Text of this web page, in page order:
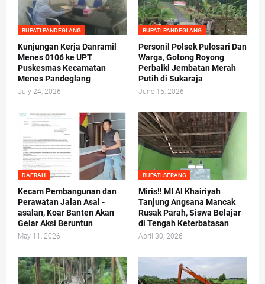
BUPATI PANDEGLANG
Kunjungan Kerja Danramil
Menes 0106 ke UPT
Puskesmas Kecamatan
Menes Pandeglang
July 24, 2026
BUPATI PANDEGLANG
Personil Polsek Pulosari Dan
Warga, Gotong Royong
Perbaiki Jembatan Merah
Putih di Sukaraja
June 15, 2026
DAERAH
Kecam Pembangunan dan
Perawatan Jalan Asal -
asalan, Koar Banten Akan
Gelar Aksi Beruntun
May 11, 2026
BUPATI SERANG
Miris!! MI Al Khairiyah
Tanjung Angsana Mancak
Rusak Parah, Siswa Belajar
di Tengah Keterbatasan
April 30, 2026